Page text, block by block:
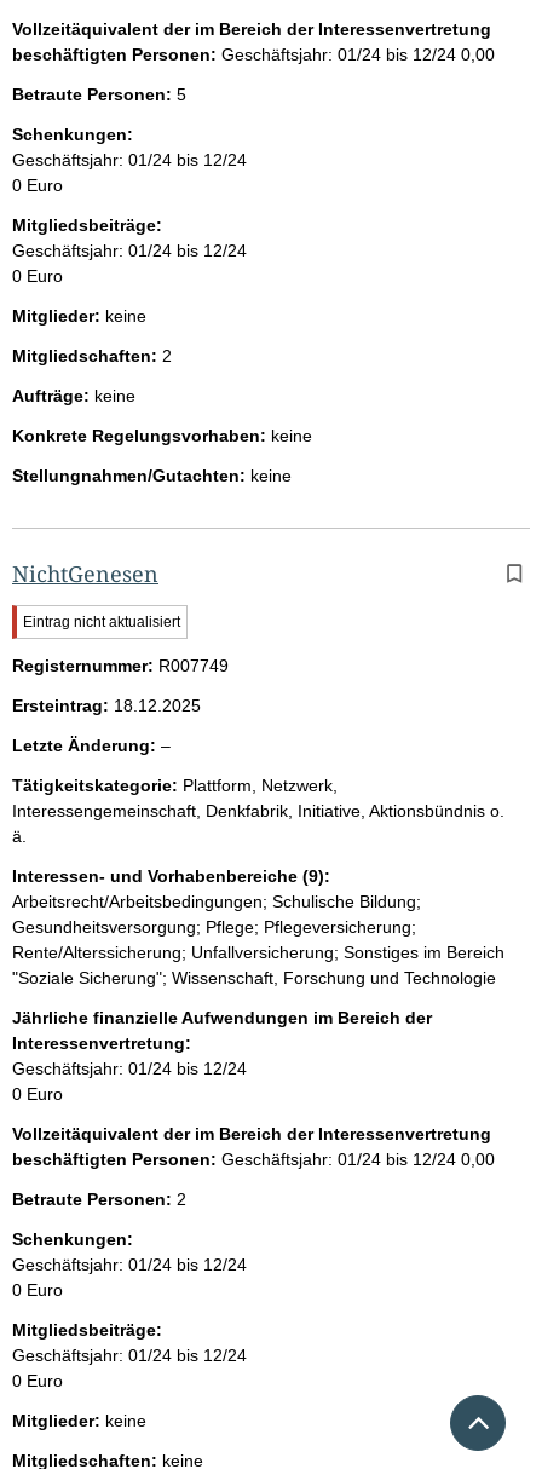
Vollzeitäquivalent der im Bereich der Interessenvertretung
beschäftigten Personen: Geschäftsjahr: 01/24 bis 12/24 0,00
Betraute Personen: 5
Schenkungen:
Geschäftsjahr: 01/24 bis 12/24
0 Euro
Mitgliedsbeiträge:
Geschäftsjahr: 01/24 bis 12/24
0 Euro
Mitglieder: keine
Mitgliedschaften: 2
Aufträge: keine
Konkrete Regelungsvorhaben: keine
Stellungnahmen/Gutachten: keine
NichtGenesen
W
i
c
t
g
r
H
i
w
e
i
s
:
Eintrag nicht aktualisiert
Registernummer: R007749
Ersteintrag: 18.12.2025
Letzte Änderung: –l
e
r
Tätigkeitskategorie: Plattform, Netzwerk,
Interessengemeinschaft, Denkfabrik, Initiative, Aktionsbündnis o.
ä.
Interessen- und Vorhabenbereiche (9):
Arbeitsrecht/Arbeitsbedingungen; Schulische Bildung;
Gesundheitsversorgung; Pflege; Pflegeversicherung;
Rente/Alterssicherung; Unfallversicherung; Sonstiges im Bereich
"Soziale Sicherung"; Wissenschaft, Forschung und Technologie
Jährliche finanzielle Aufwendungen im Bereich der
Interessenvertretung:
Geschäftsjahr: 01/24 bis 12/24
0 Euro
Vollzeitäquivalent der im Bereich der Interessenvertretung
beschäftigten Personen: Geschäftsjahr: 01/24 bis 12/24 0,00
Betraute Personen: 2
Schenkungen:
Geschäftsjahr: 01/24 bis 12/24
0 Euro
Mitgliedsbeiträge:
Geschäftsjahr: 01/24 bis 12/24
0 Euro
Mitglieder: keine
Mitgliedschaften: keine